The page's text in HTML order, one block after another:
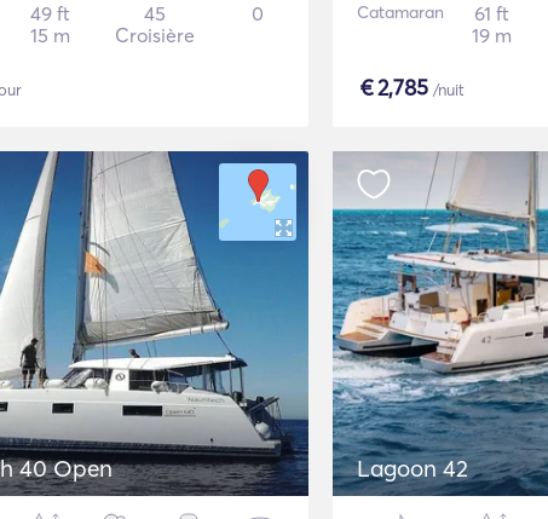
49 ft
15 m
45
Croisière
0 Catamaran
61 ft
19 m
€2,785 /nuit
40 Open Lagoon 42